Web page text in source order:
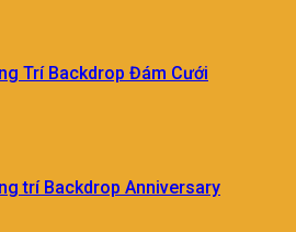
Trí Backdrop Đám Cưới
trí Backdrop Anniversary